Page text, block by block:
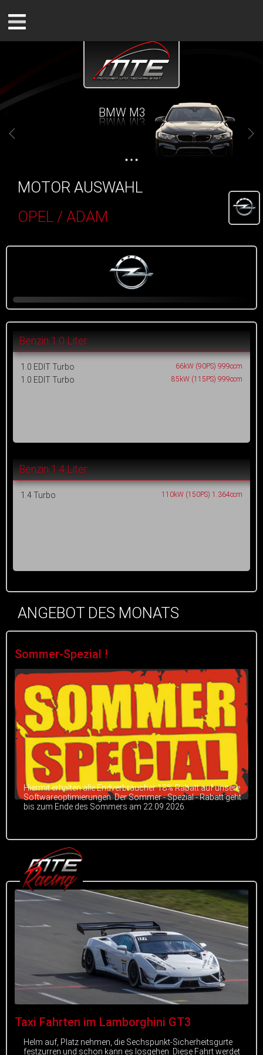
BMW M3
MOTOR AUSWAHL
OPEL / ADAM
Benzin 1.0 Liter
1.0 EDIT Turbo 66kW (90PS) 999ccm
1.0 EDIT Turbo 85kW (115PS) 999ccm
Benzin 1.4 Liter
1.4 Turbo 110kW (150PS) 1.364ccm
ANGEBOT DES MONATS
Sommer-Spezial !
Hiermit erhalten alle Endverbraucher 18% Rabatt auf unsere
Softwareoptimierungen. Der Sommer - Spezial - Rabatt geht
bis zum Ende des Sommers am 22.09.2026.
Taxi Fahrten im Lamborghini GT3
Helm auf, Platz nehmen, die Sechspunkt-Sicherheitsgurte
festzurren und schon kann es losgehen. Diese Fahrt werdet